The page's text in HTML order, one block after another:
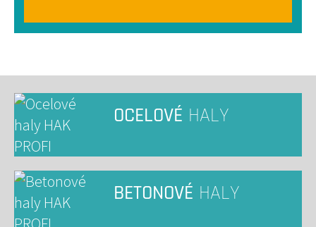
OCELOVÉ HALY
BETONOVÉ HALY